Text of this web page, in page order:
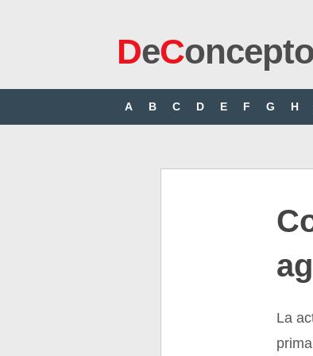
DeC
A B C D E F G H
La